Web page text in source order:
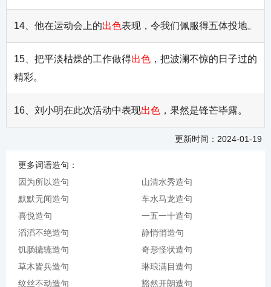
14、他在运动会上的出色表现，令我们佩服得五体投地。
15、把平淡枯燥的工作做得出色 ，把波澜不惊的日子过的
精彩。
16、刘小明在此次活动中表现出色 ，果然是锋芒毕露。
更新时间：2024-01-19
更多词语造句：
因为所以造句
山清水秀造句
默默无闻造句
车水马龙造句
喜悦造句
一五一十造句
滔滔不绝造句
静悄悄造句
饥肠辘辘造句
奇形怪状造句
草木皆兵造句
琳琅满目造句
纹丝不动造句
豁然开朗造句